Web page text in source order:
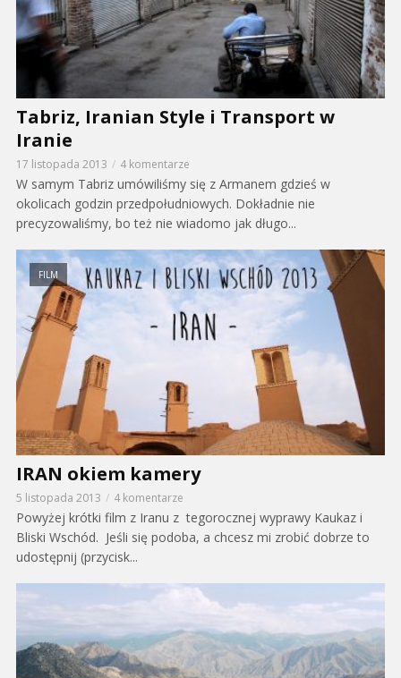
Tabriz, Iranian Style i Transport w
Iranie
17 listopada 2013 4 komentarze
W samym Tabriz umówiliśmy się z Armanem gdzieś w
okolicach godzin przedpołudniowych. Dokładnie nie
precyzowaliśmy, bo też nie wiadomo jak długo...
FILM
IRAN okiem kamery
5 listopada 2013 4 komentarze
Powyżej krótki film z Iranu z tegorocznej wyprawy Kaukaz i
Bliski Wschód. Jeśli się podoba, a chcesz mi zrobić dobrze to
udostępnij (przycisk...